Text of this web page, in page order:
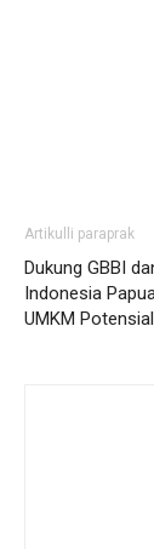
Artikulli paraprak
Dukung GBBI
Indonesia
UMKM Potensial